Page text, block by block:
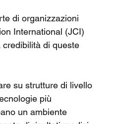
di organizzazioni
International (JCI)
di queste
su strutture di livello
più
un ambiente